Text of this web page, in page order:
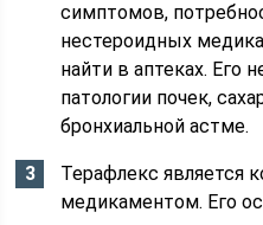
симптомов,
нестероидных
найти в аптеках. Его
патологии почек,
бронхиальной астме.
Терафлекс является
медикаментом. Его